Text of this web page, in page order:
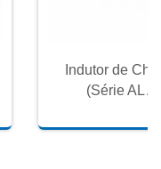
Indutor de
(Série AL